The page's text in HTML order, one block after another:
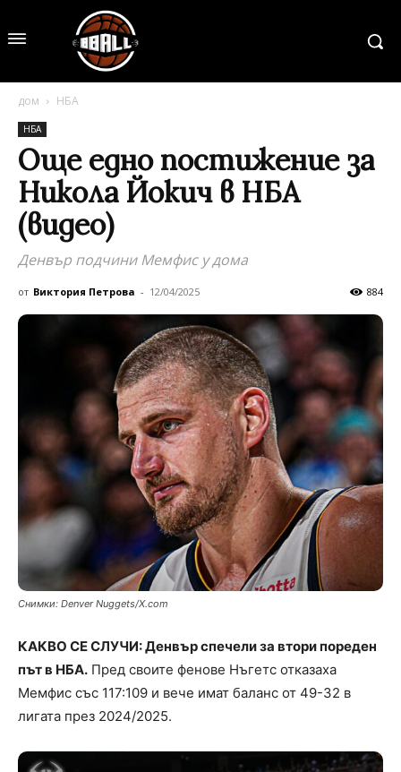
дом НБА
НБА
Още едно постижение за
Никола Йокич в НБА
(видео)
Денвър подчини Мемфис у дома
от Виктория Петрова - 12/04/2025 884
Снимки: Denver Nuggets/X.com
КАКВО СЕ СЛУЧИ: Денвър спечели за втори пореден
път в НБА. Пред своите фенове Нъгетс отказаха
Мемфис със 117:109 и вече имат баланс от 49-32 в
лигата през 2024/2025.